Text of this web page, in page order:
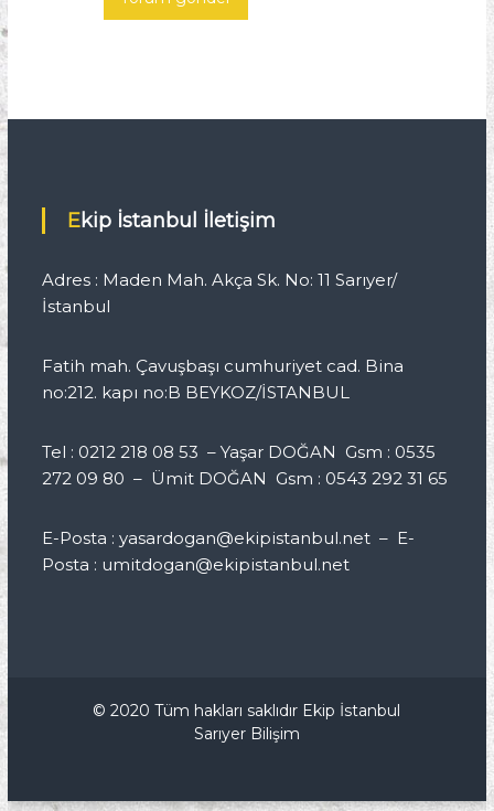
Ekip İstanbul İletişim
Adres : Maden Mah. Akça Sk. No: 11 Sarıyer/
İstanbul
Fatih mah. Çavuşbaşı cumhuriyet cad. Bina
no:212. kapı no:B BEYKOZ/İSTANBUL
Tel : 0212 218 08 53 – Yaşar DOĞAN Gsm : 0535
272 09 80 – Ümit DOĞAN Gsm : 0543 292 31 65
E-Posta : yasardogan@ekipistanbul.net – E-
Posta : umitdogan@ekipistanbul.net
© 2020 Tüm hakları saklıdır Ekip İstanbul
Sarıyer Bilişim